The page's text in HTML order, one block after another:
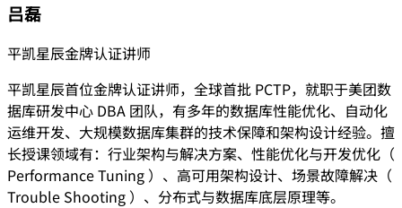
吕磊
平凯星辰金牌认证讲师
平凯星辰首位金牌认证讲师，全球首批 PCTP，就职于美团数
据库研发中心 DBA 团队，有多年的数据库性能优化、自动化
运维开发、大规模数据库集群的技术保障和架构设计经验。擅
长授课领域有：行业架构与解决方案、性能优化与开发优化（
Performance Tuning ）、高可用架构设计、场景故障解决（
Trouble Shooting ）、分布式与数据库底层原理等。